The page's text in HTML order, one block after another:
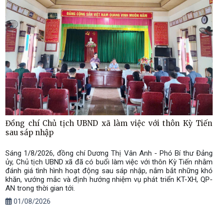
Đồng chí Chủ tịch UBND xã làm việc với thôn Kỳ Tiến
sau sáp nhập
Sáng 1/8/2026, đồng chí Dương Thị Vân Anh - Phó Bí thư Đảng
ủy, Chủ tịch UBND xã đã có buổi làm việc với thôn Kỳ Tiến nhằm
đánh giá tình hình hoạt động sau sáp nhập, nắm bắt những khó
khăn, vướng mắc và định hướng nhiệm vụ phát triển KT-XH, QP-
AN trong thời gian tới.
01/08/2026